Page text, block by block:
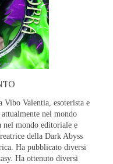
Vibo Valentia, esoterista e
nel mondo
nel mondo editoriale e
della Dark Abyss
Ha pubblicato diversi
Ha ottenuto diversi